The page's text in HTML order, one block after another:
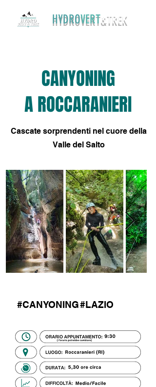
HYDROVERT&TREK
CANYONING
A ROCCARANIERI
Cascate sorprendenti nel cuore della
Valle del Salto
#CANYONING#LAZIO